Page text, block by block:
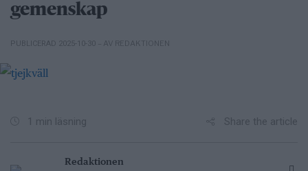
gemenskap
PUBLICERAD 2025-10-30 – AV REDAKTIONEN
1 min läsning Share the article
Redaktionen